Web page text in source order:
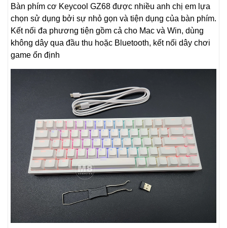
Bàn phím cơ Keycool GZ68 được nhiều anh chị em lựa
chọn sử dụng bởi sự nhỏ gọn và tiện dụng của bàn phím.
Kết nối đa phương tiện gồm cả cho Mac và Win, dùng
không dây qua đầu thu hoặc Bluetooth, kết nối dây chơi
game ổn định